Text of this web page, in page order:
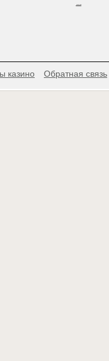
...
казино Обратная связь